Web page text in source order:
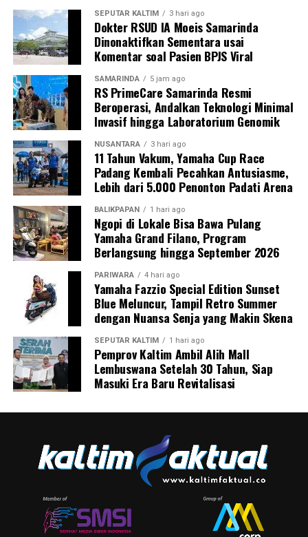
SEPUTAR KALTIM 3 hari ago
Dokter RSUD IA Moeis Samarinda
Dinonaktifkan Sementara usai
Komentar soal Pasien BPJS Viral
SAMARINDA 5 jam ago
RS PrimeCare Samarinda Resmi
Beroperasi, Andalkan Teknologi Minimal
Invasif hingga Laboratorium Genomik
NUSANTARA 3 hari ago
11 Tahun Vakum, Yamaha Cup Race
Padang Kembali Pecahkan Antusiasme,
Lebih dari 5.000 Penonton Padati Arena
BALIKPAPAN 1 hari ago
Ngopi di Lokale Bisa Bawa Pulang
Yamaha Grand Filano, Program
Berlangsung hingga September 2026
PARIWARA 4 hari ago
Yamaha Fazzio Special Edition Sunset
Blue Meluncur, Tampil Retro Summer
dengan Nuansa Senja yang Makin Skena
SEPUTAR KALTIM 1 hari ago
Pemprov Kaltim Ambil Alih Mall
Lembuswana Setelah 30 Tahun, Siap
Masuki Era Baru Revitalisasi